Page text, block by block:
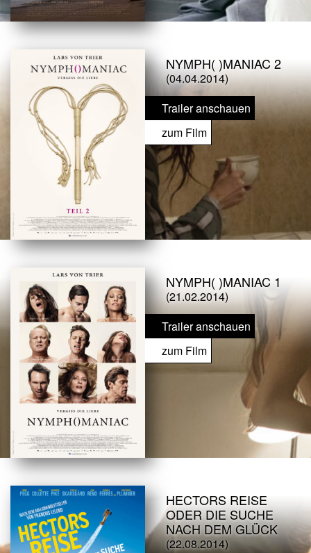
NYMPH( )MANIAC 2
(04.04.2014)
Trailer anschauen
zum Film
NYMPH( )MANIAC 1
(21.02.2014)
Trailer anschauen
zum Film
HECTORS REISE
ODER DIE SUCHE
NACH DEM GLÜCK
(22.08.2014)